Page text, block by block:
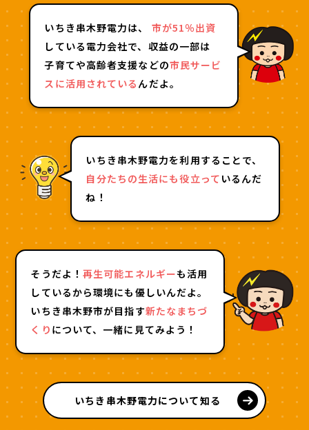
いちき串木野電力は、 市が51％出資
している電力会社で、収益の一部は
子育てや高齢者支援などの市民サービ
スに活用されている んだよ。
いちき串木野電力を利用することで、
自分たちの生活にも役立って いるんだ
ね！
そうだよ！ 再生可能エネルギーも活用
しているから環境にも優しいんだよ。
いちき串木野市が目指す新たなまちづ
くり について、一緒に見てみよう！
いちき串木野電力について知る